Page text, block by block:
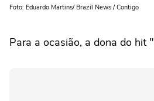
Foto: Eduardo Martins/ Brazil News / Contigo
Para a ocasião, a dona do hit